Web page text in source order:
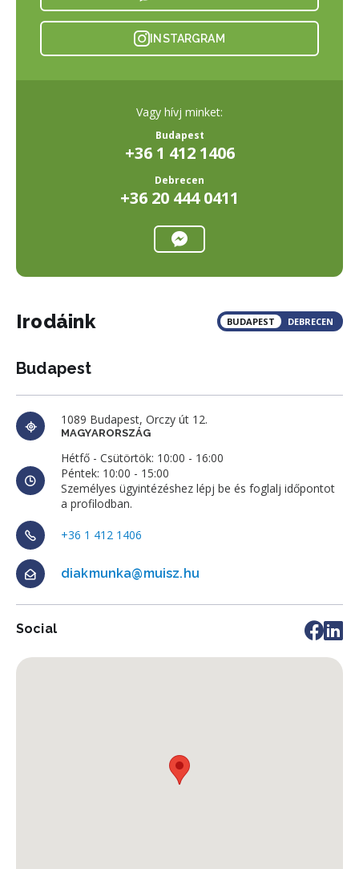
INSTARGRAM
Vagy hívj minket:
Budapest
+36 1 412 1406
Debrecen
+36 20 444 0411
Irodáink BUDAPEST DEBRECEN
Budapest
1089 Budapest, Orczy út 12.
MAGYARORSZÁG
Hétfő - Csütörtök: 10:00 - 16:00
Péntek: 10:00 - 15:00
Személyes ügyintézéshez lépj be és foglalj időpontot
a profilodban.
+36 1 412 1406
diakmunka@muisz.hu
Social